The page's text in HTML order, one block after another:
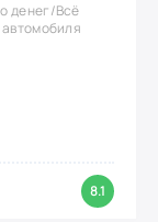
денег/Всё
8.1